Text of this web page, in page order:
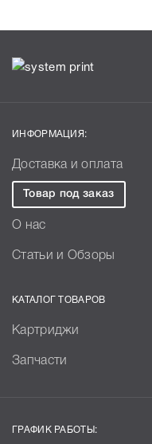
ИНФОРМАЦИЯ:
Доставка и оплата
Товар под заказ
О нас
Статьи и Обзоры
КАТАЛОГ ТОВАРОВ
Картриджи
Запчасти
ГРАФИК РАБОТЫ: